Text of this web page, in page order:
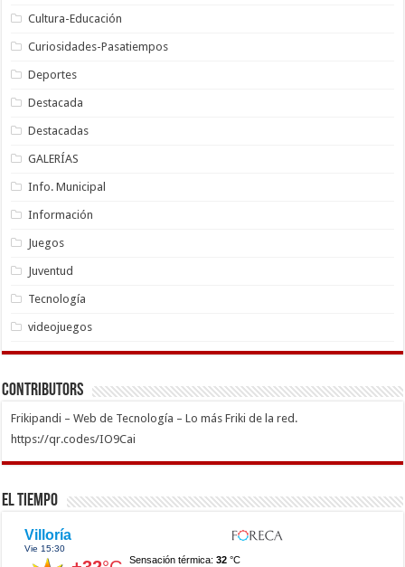
Cultura-Educación
Curiosidades-Pasatiempos
Deportes
Destacada
Destacadas
GALERÍAS
Info. Municipal
Información
Juegos
Juventud
Tecnología
videojuegos
Contributors
Frikipandi – Web de Tecnología – Lo más Friki de la red.
https://qr.codes/IO9Cai
El Tiempo